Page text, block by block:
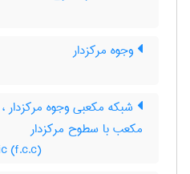
وجوه مرکزدار
شبکه مکعبی وجوه مرکزدار
مکعب با سطوح مرکزدار
(f.c.c)